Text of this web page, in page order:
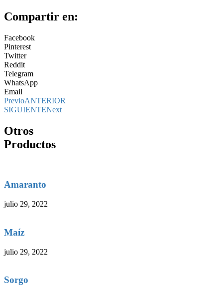
Compartir en:
Facebook
Pinterest
Twitter
Reddit
Telegram
WhatsApp
Email
PrevioANTERIOR
SIGUIENTENext
Otros
Productos
Amaranto
julio 29, 2022
Maíz
julio 29, 2022
Sorgo